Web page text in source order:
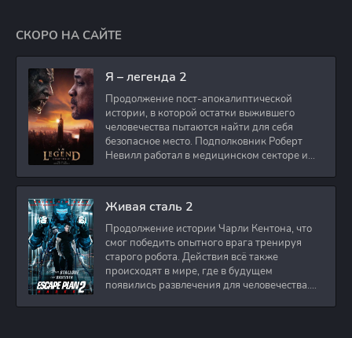
СКОРО НА САЙТЕ
Я – легенда 2
Продолжение пост-апокалиптической
истории, в которой остатки выжившего
человечества пытаются найти для себя
безопасное место. Подполковник Роберт
Невилл работал в медицинском секторе и
Живая сталь 2
Продолжение истории Чарли Кентона, что
смог победить опытного врага тренируя
старого робота. Действия всё также
происходят в мире, где в будущем
появились развлечения для человечества.